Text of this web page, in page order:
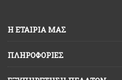
Η ΕΤΑΙΡΊΑ ΜΑΣ
ΠΛΗΡΟΦΟΡΊΕΣ